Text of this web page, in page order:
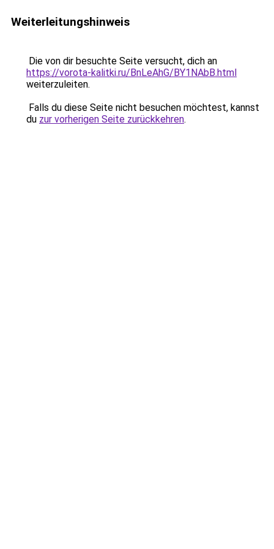
Weiterleitungshinweis
Die von dir besuchte Seite versucht, dich an
https://vorota-kalitki.ru/BnLeAhG/BY1NAbB.html
weiterzuleiten.
Falls du diese Seite nicht besuchen möchtest, kannst
du zur vorherigen Seite zurückkehren.